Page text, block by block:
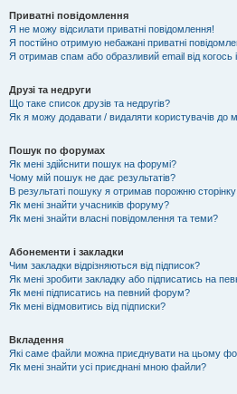
Приватні повідомлення
Я не можу відсилати приватні повідомлення!
Я постійно отримую небажані приватні
Я отримав спам або образливий email від когось
Друзі та недруги
Що таке список друзів та недругів?
Як я можу додавати / видаляти користувачів до
Пошук по форумах
Як мені здійснити пошук на форумі?
Чому мій пошук не дає результатів?
В результаті пошуку я отримав порожню сторінку!
Як мені знайти учасників форуму?
Як мені знайти власні повідомлення та теми?
Абонементи і закладки
Чим закладки відрізняються від підписок?
Як мені зробити закладку або підписатись на
Як мені підписатись на певний форум?
Як мені відмовитись від підписки?
Вкладення
Які саме файли можна приєднувати на цьому
Як мені знайти усі приєднані мною файли?